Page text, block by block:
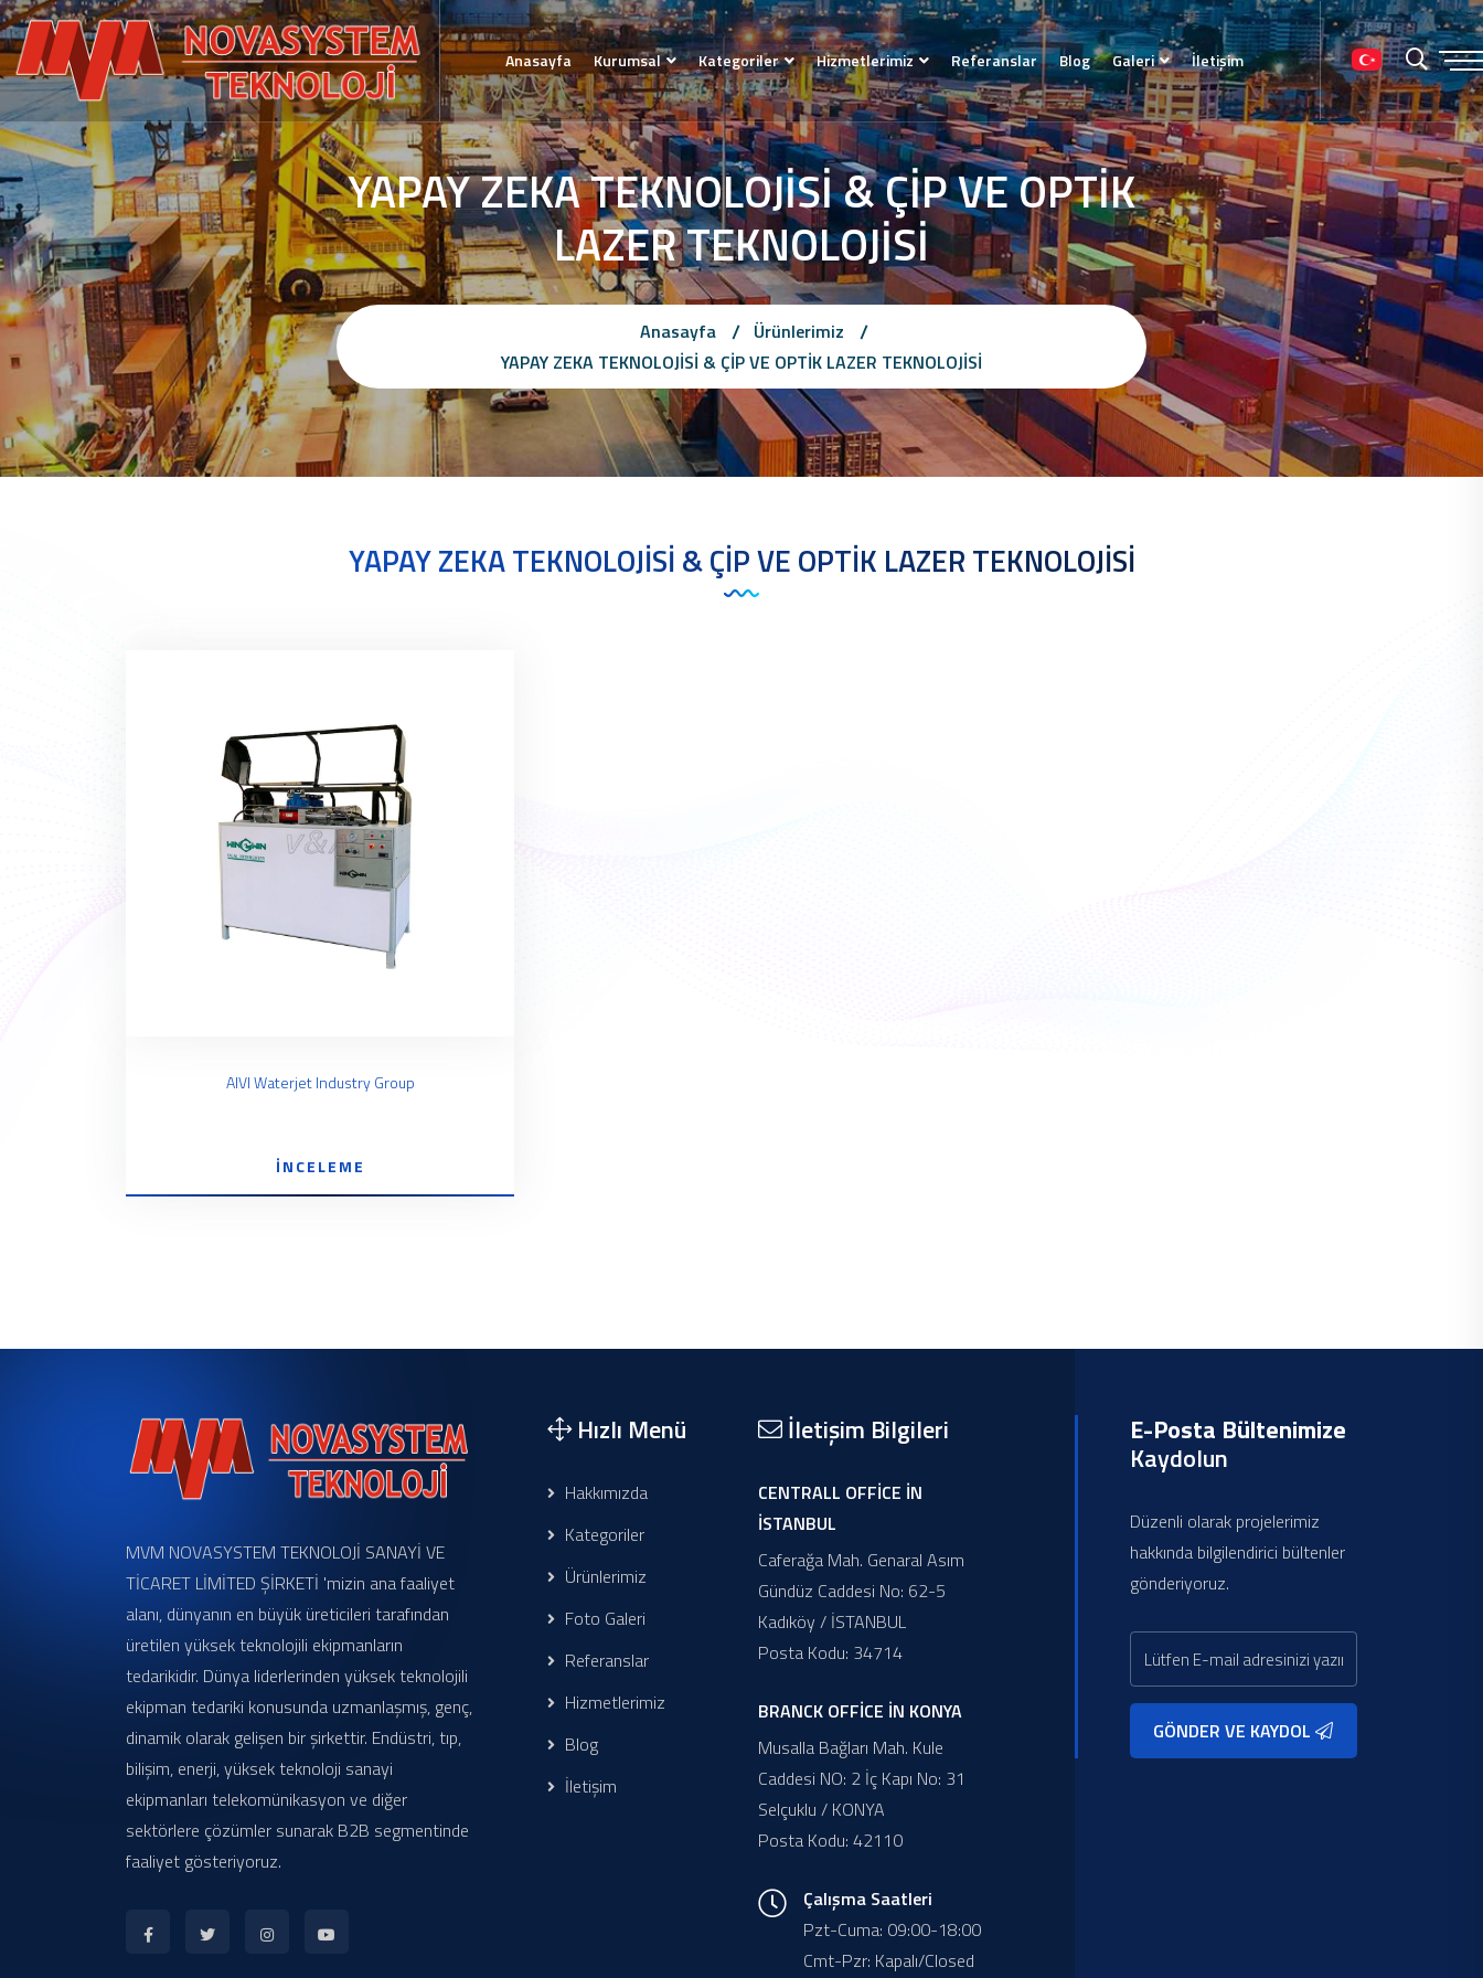
Anasayfa Kurumsal Kategoriler Hizmetlerimiz Referanslar Blog Galeri İletişim
YAPAY ZEKA TEKNOLOJİSİ & ÇİP VE OPTİK
LAZER TEKNOLOJİSİ
Anasayfa
Ürünlerimiz
YAPAY ZEKA TEKNOLOJİSİ & ÇİP VE OPTİK LAZER TEKNOLOJİSİ
YAPAY ZEKA TEKNOLOJİSİ & ÇİP VE OPTİK LAZER TEKNOLOJİSİ
AIVI Waterjet Industry Group
İNCELEME
MVM NOVASYSTEM TEKNOLOJİ SANAYİ VE
TİCARET LİMİTED ŞİRKETİ 'mizin ana faaliyet
alanı, dünyanın en büyük üreticileri tarafından
üretilen yüksek teknolojili ekipmanların
tedarikidir. Dünya liderlerinden yüksek teknolojili
ekipman tedariki konusunda uzmanlaşmış, genç,
dinamik olarak gelişen bir şirkettir. Endüstri, tıp,
bilişim, enerji, yüksek teknoloji sanayi
ekipmanları telekomünikasyon ve diğer
sektörlere çözümler sunarak B2B segmentinde
faaliyet gösteriyoruz.
Hızlı Menü
Hakkımızda
Kategoriler
Ürünlerimiz
Foto Galeri
Referanslar
Hizmetlerimiz
Blog
İletişim
İletişim Bilgileri
CENTRALL OFFİCE İN
İSTANBUL
Caferağa Mah. Genaral Asım
Gündüz Caddesi No: 62-5
Kadıköy / İSTANBUL
Posta Kodu: 34714
BRANCK OFFİCE İN KONYA
Musalla Bağları Mah. Kule
Caddesi NO: 2 İç Kapı No: 31
Selçuklu / KONYA
Posta Kodu: 42110
Çalışma Saatleri
Pzt-Cuma: 09:00-18:00
Cmt-Pzr: Kapalı/Closed
E-Posta Bültenimize
Kaydolun
Düzenli olarak projelerimiz
hakkında bilgilendirici bültenler
gönderiyoruz.
GÖNDER VE KAYDOL